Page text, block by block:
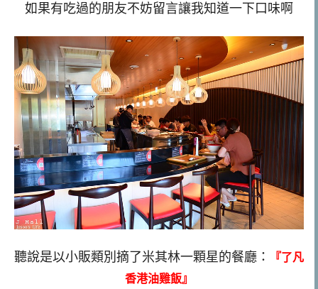
如果有吃過的朋友不妨留言讓我知道一下口味啊
聽說是以小販類別摘了米其林一顆星的餐廳：
『了凡
香港油雞飯』